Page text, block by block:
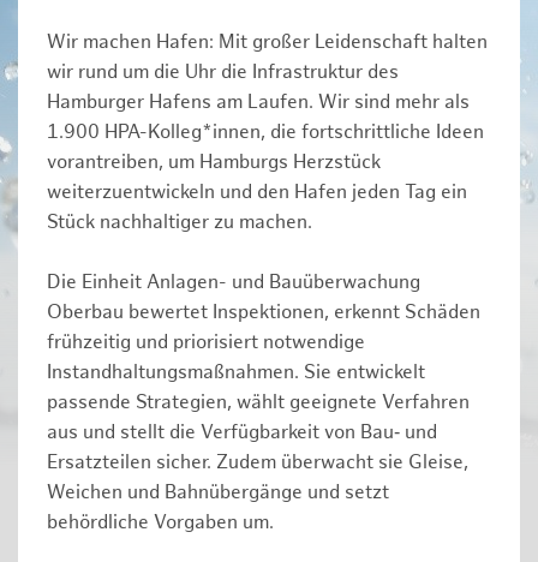
Wir machen Hafen: Mit großer Leidenschaft halten
wir rund um die Uhr die Infrastruktur des
Hamburger Hafens am Laufen. Wir sind mehr als
1.900 HPA-Kolleg*innen, die fortschrittliche Ideen
vorantreiben, um Hamburgs Herzstück
weiterzuentwickeln und den Hafen jeden Tag ein
Stück nachhaltiger zu machen.
Die Einheit Anlagen- und Bauüberwachung
Oberbau bewertet Inspektionen, erkennt Schäden
frühzeitig und priorisiert notwendige
Instandhaltungsmaßnahmen. Sie entwickelt
passende Strategien, wählt geeignete Verfahren
aus und stellt die Verfügbarkeit von Bau‑ und
Ersatzteilen sicher. Zudem überwacht sie Gleise,
Weichen und Bahnübergänge und setzt
behördliche Vorgaben um.